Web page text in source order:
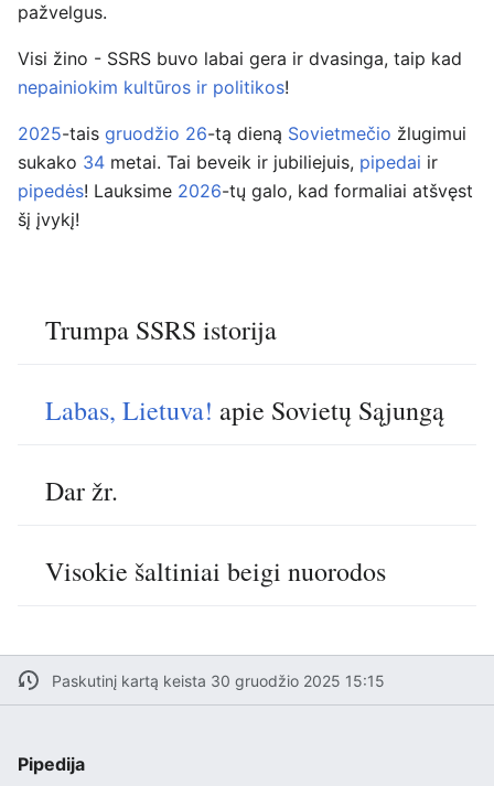
pažvelgus.
Visi žino - SSRS buvo labai gera ir dvasinga, taip kad
nepainiokim kultūros ir politikos!
2025-tais gruodžio 26-tą dieną Sovietmečio žlugimui
sukako 34 metai. Tai beveik ir jubiliejuis, pipedai ir
pipedės! Lauksime 2026-tų galo, kad formaliai atšvęst
šį įvykį!
Trumpa SSRS istorija
Labas, Lietuva! apie Sovietų Sąjungą
Dar žr.
Visokie šaltiniai beigi nuorodos
Paskutinį kartą keista 30 gruodžio 2025 15:15
Pipedija